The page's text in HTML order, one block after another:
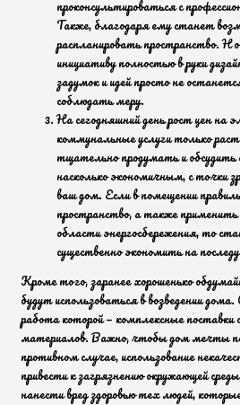
проконсультироваться с
Также, благодаря ему станет
распланировать пространство.
инициативу полностью в руки
задумок и идей просто не
соблюдать меру.
На сегодняшний день рост цен на
коммунальные услуги только
тщательно продумать и обсудить
насколько экономичным, с точки
ваш дом. Если в помещении
пространство, а также
области энергосбережения, то
существенно экономить на
Кроме того, заранее хорошенько
будут использоваться в возведении
работа которой — комплексные
материалов. Важно, чтобы дом мечты
противном случае, использование
привести к загрязнению окружающей
нанести вред здоровью тех людей,